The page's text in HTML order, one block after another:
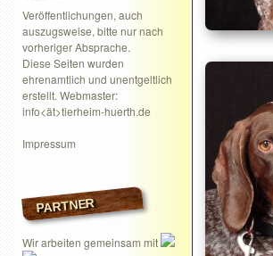
Veröffentlichungen, auch
auszugsweise, bitte nur nach
vorheriger Absprache.
Diese Seiten wurden
ehrenamtlich und unentgeltlich
erstellt. Webmaster:
info<ät>tierheim-huerth.de
Impressum
PARTNER
Wir arbeiten gemeinsam mit